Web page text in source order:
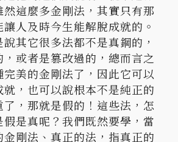
然這麼多金剛法， 其實只有那
人及時今生能解脫成就的。
說其它很多法都不是真鋼的，
或者是篡改過的，總而言之
美的金剛法了， 因此它可以
，也可以說根本不是純正的
了，那就是假的！這些法，怎
是真呢？ 我們既然要學，當
剛法、真正的法，指真正的